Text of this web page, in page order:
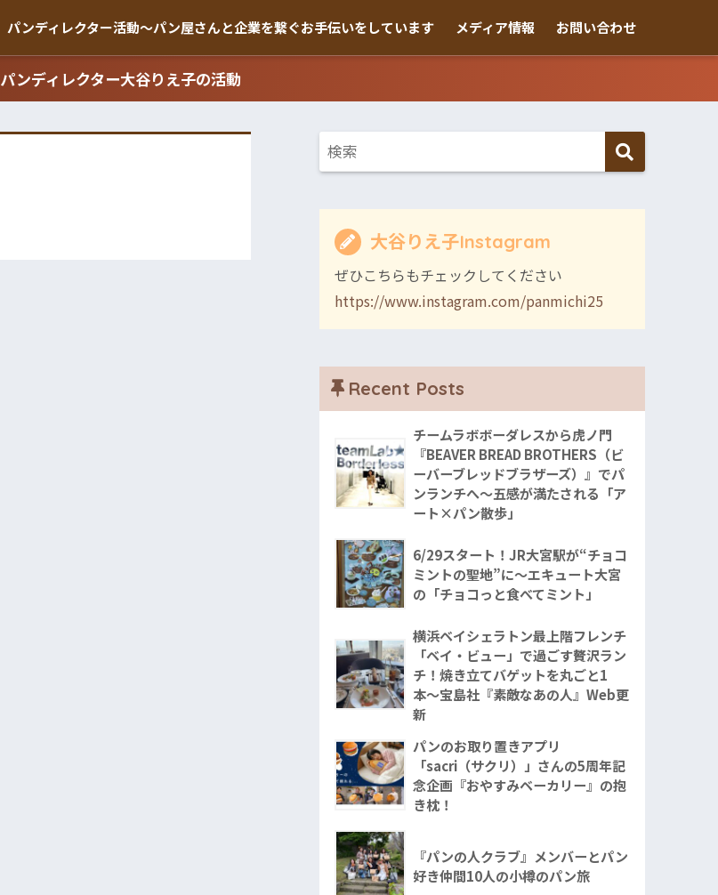
パンディレクター活動〜パン屋さんと企業を繋ぐお手伝いをしています メディア情報 お問い合わせ
パンディレクター大谷りえ子の活動
大谷りえ子Instagram
ぜひこちらもチェックしてください
https://www.instagram.com/panmichi25
Recent Posts
チームラボボーダレスから虎ノ門
『BEAVER BREAD BROTHERS（ビ
ーバーブレッドブラザーズ）』でパ
ンランチへ〜五感が満たされる「ア
ート×パン散歩」
6/29スタート！JR大宮駅が“チョコ
ミントの聖地”に〜エキュート大宮
の「チョコっと食べてミント」
横浜ベイシェラトン最上階フレンチ
「ベイ・ビュー」で過ごす贅沢ラン
チ！焼き立てバゲットを丸ごと1
本〜宝島社『素敵なあの人』Web更
新
パンのお取り置きアプリ
「sacri（サクリ）」さんの5周年記
念企画『おやすみベーカリー』の抱
き枕！
『パンの人クラブ』メンバーとパン
好き仲間10人の小樽のパン旅